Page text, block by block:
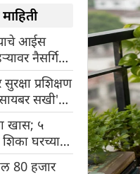
आईस
नैसर्गिक
प्रशिक्षण
सखी'
रिलायन्स
उपक्रम
खास; ५
घरच्या
हजार